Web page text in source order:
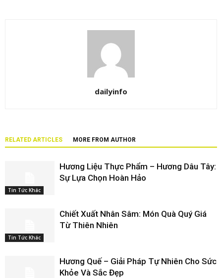
dailyinfo
RELATED ARTICLES MORE FROM AUTHOR
Tin Tức Khác
Hương Liệu Thực Phẩm – Hương Dâu Tây:
Sự Lựa Chọn Hoàn Hảo
Tin Tức Khác
Chiết Xuất Nhân Sâm: Món Quà Quý Giá
Từ Thiên Nhiên
Hương Quế – Giải Pháp Tự Nhiên Cho Sức
Khỏe Và Sắc Đẹp